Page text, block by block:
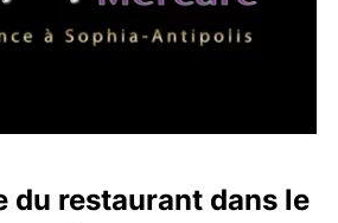
du restaurant dans le